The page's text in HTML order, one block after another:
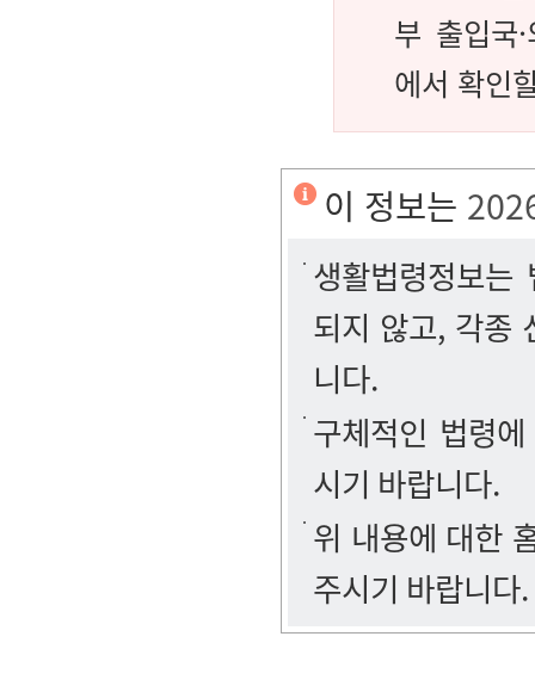
부 출입국
에서 확인
이 정보는
생활법령정보
되지 않고, 각종
니다.
구체적인 법령
시기 바랍니다.
위 내용에 대한
주시기 바랍니다.